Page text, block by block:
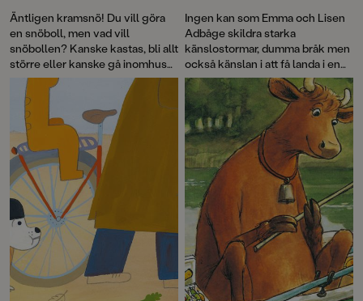
Äntligen kramsnö! Du vill göra
en snöboll, men vad vill
snöbollen? Kanske kastas, bli allt
större eller kanske gå inomhus?
Drömduon Sara Villius och Lisen
Adbåge har skapat en bilderbok
med lika mycket igenkänning
som fantasi.
Ingen kan som Emma och Lisen
Adbåge skildra starka
känslostormar, dumma bråk men
också känslan i att få landa i en
mjuk famn när ilskan lagt sig.
Äppelkänslan har de haft i sig
sedan barnsben, en slags
kombination av saknad och stark
kärlek.